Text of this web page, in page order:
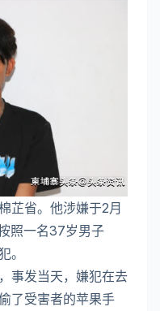
芷省。他涉嫌于2月
照一名37岁男子
。
事发当天，嫌犯在去
了受害者的苹果手